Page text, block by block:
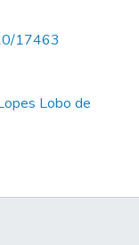
17463
Lobo de